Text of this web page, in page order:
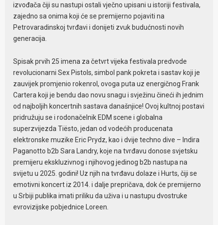
izvođača čiji su nastupi ostali vječno upisani u istoriji festivala,
zajedno sa onima koji će se premijerno pojaviti na
Petrovaradinskoj tvrđavi i donijeti zvuk budućnosti novih
generacija.
Spisak prvih 25 imena za četvrt vijeka festivala predvode
revolucionarni Sex Pistols, simbol pank pokreta i sastav koji je
zauvijek promjenio rokenrol, ovoga puta uz energičnog Frank
Cartera koji je bendu dao novu snagu i svježinu čineći ih jednim
od najboljih koncertnih sastava današnjice! Ovoj kultnoj postavi
pridružuju se i rodonačelnik EDM scene i globalna
superzvijezda Tiësto, jedan od vodećih producenata
elektronske muzike Eric Prydz, kao i dvije techno dive – Indira
Paganotto b2b Sara Landry, koje na tvrđavu donose svjetsku
premijeru ekskluzivnog i njihovog jedinog b2b nastupa na
svijetu u 2025. godini! Uz njih na tvrđavu dolaze i Hurts, čiji se
emotivni koncert iz 2014. i dalje prepričava, dok će premijerno
u Srbiji publika imati priliku da uživa i u nastupu dvostruke
evrovizijske pobjednice Loreen.